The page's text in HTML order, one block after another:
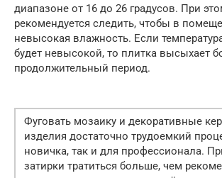
диапазоне от 16 до 26 градусов. При
рекомендуется следить, чтобы в
невысокая влажность. Если
будет невысокой, то плитка высыхает
продолжительный период.
Фуговать мозаику и декоративные
изделия достаточно трудоемкий
новичка, так и для профессионала.
затирки тратиться больше, чем